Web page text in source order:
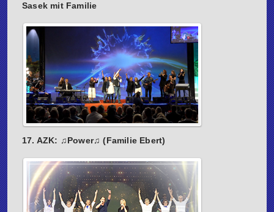
Sasek mit Familie
17. AZK: ♫Power♫ (Familie Ebert)